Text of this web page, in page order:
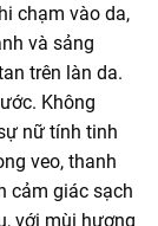
chạm vào da,
và sảng
trên làn da.
Không
nữ tính tinh
veo, thanh
cảm giác sạch
với mùi hương